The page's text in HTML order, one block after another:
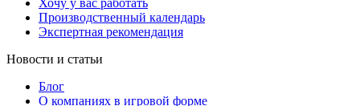
Хочу у вас работать
Производственный календарь
Экспертная рекомендация
Новости и статьи
Блог
О компаниях в игровой форме